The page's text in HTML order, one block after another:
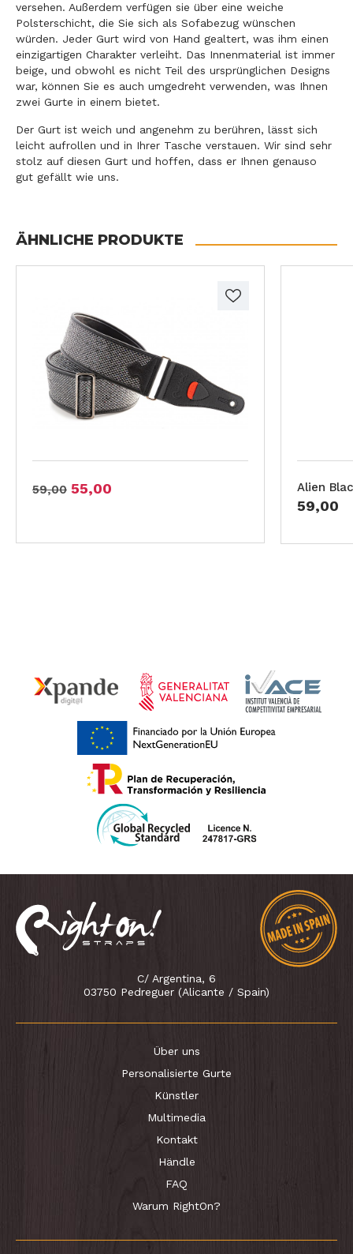
versehen. Außerdem verfügen sie über eine weiche
Polsterschicht, die Sie sich als Sofabezug wünschen
würden. Jeder Gurt wird von Hand gealtert, was ihm einen
einzigartigen Charakter verleiht. Das Innenmaterial ist immer
beige, und obwohl es nicht Teil des ursprünglichen Designs
war, können Sie es auch umgedreht verwenden, was Ihnen
zwei Gurte in einem bietet.
Der Gurt ist weich und angenehm zu berühren, lässt sich
leicht aufrollen und in Ihrer Tasche verstauen. Wir sind sehr
stolz auf diesen Gurt und hoffen, dass er Ihnen genauso
gut gefällt wie uns.
ÄHNLICHE PRODUKTE
59,00 55,00 Alien
59,00
C/ Argentina, 6
03750 Pedreguer (Alicante / Spain)
Über uns
Personalisierte Gurte
Künstler
Multimedia
Kontakt
Händle
FAQ
Warum RightOn?